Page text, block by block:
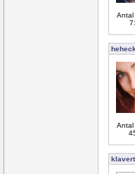
Antal
Antal